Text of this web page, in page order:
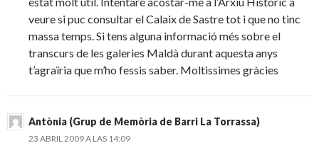
veure si puc consultar el Calaix de Sastre tot i que no tinc
massa temps. Si tens alguna informació més sobre el
transcurs de les galeries Maldà durant aquesta anys
t’agraïria que m’ho fessis saber. Moltissimes gràcies
Antònia (Grup de Memòria de Barri La Torrassa)
23 ABRIL 2009 A LAS 14:09